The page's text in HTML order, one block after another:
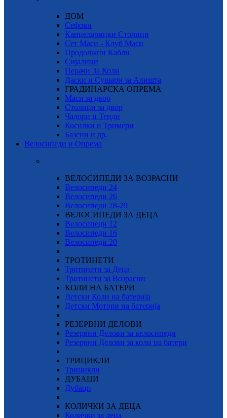
ДОМ
Сефови
Канцеларицки Столици
Сет Маси - Клуб Маси
Продолжни Кабли
Сијалици
Перачи За Коли
Даски и Сушари за Алишта
ГРАДИНАРСКА ОПРЕМА
Маси за двор
Столици за двор
Чадори и Тенди
Косилки и Тримери
Базени и др.
Велосипеди и Опрема
ВЕЛОСИПЕДИ ЗА ВОЗРАСНИ
Велосипеди 24
Велосипеди 26
Велосипеди 28-29
ВЕЛОСИПЕДИ ЗА ДЕЦА
Велосипеди 12
Велосипеди 16
Велосипеди 20
ТРОТИНЕТИ
Тротинети за Деца
Тротинети за Возрасни
КОЛИ НА БАТЕРИ
Детски Коли на батерија
Детски Мотори на батерија
РЕЗЕРВНИ ДЕЛОВИ
Резервни Делови за велосипеди
Резервни Делови за коли на батери
ТРИЦИКЛИ
Трицикли
ДУБАЦИ
Дубаци
КОЛИЧКИ ЗА ДЕЦА
Колички за деца